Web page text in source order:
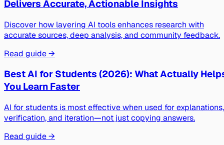
Delivers Accurate, Actionable Insights
Discover how layering AI tools enhances research with
accurate sources, deep analysis, and community feedback.
Read guide →
Best AI for Students (2026): What Actually
You Learn Faster
AI for students is most effective when used for explanations,
verification, and iteration—not just copying answers.
Read guide →